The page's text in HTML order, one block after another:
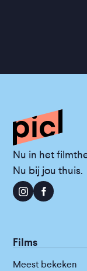
Nu in het
Nu bij jou thuis.
Films
Meest bekeken